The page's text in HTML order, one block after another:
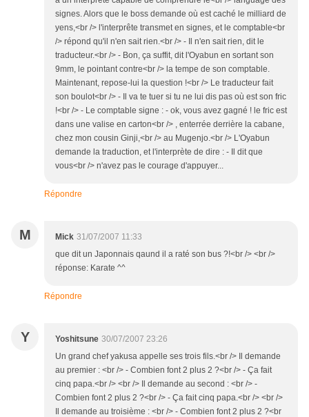
signes. Alors que le boss demande où est caché le milliard de
yens,<br /> l'interprête transmet en signes, et le comptable<br
/> répond qu'il n'en sait rien.<br /> - Il n'en sait rien, dit le
traducteur.<br /> - Bon, ça suffit, dit l'Oyabun en sortant son
9mm, le pointant contre<br /> la tempe de son comptable.
Maintenant, repose-lui la question !<br /> Le traducteur fait
son boulot<br /> - Il va te tuer si tu ne lui dis pas où est son fric
!<br /> - Le comptable signe : - ok, vous avez gagné ! le fric est
dans une valise en carton<br /> , enterrée derrière la cabane,
chez mon cousin Ginji,<br /> au Mugenjo.<br /> L'Oyabun
demande la traduction, et l'interprète de dire : - Il dit que
vous<br /> n'avez pas le courage d'appuyer...
Répondre
M Mick 31/07/2007 11:33
que dit un Japonnais qaund il a raté son bus ?!<br /> <br />
réponse: Karate ^^
Répondre
Y Yoshitsune 30/07/2007 23:26
Un grand chef yakusa appelle ses trois fils.<br /> Il demande
au premier : <br /> - Combien font 2 plus 2 ?<br /> - Ça fait
cinq papa.<br /> <br /> Il demande au second : <br /> -
Combien font 2 plus 2 ?<br /> - Ça fait cinq papa.<br /> <br />
Il demande au troisième : <br /> - Combien font 2 plus 2 ?<br